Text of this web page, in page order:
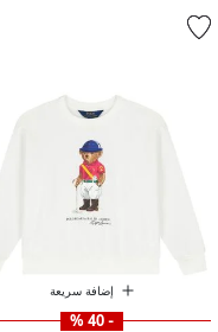
إضافة سريعة
- 40 %